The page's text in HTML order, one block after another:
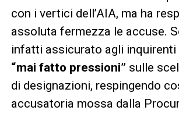
con i vertici dell’AIA, ma ha
assoluta fermezza le accuse.
infatti assicurato agli inquirenti
“mai fatto pressioni” sulle
di designazioni, respingendo
accusatoria mossa dalla